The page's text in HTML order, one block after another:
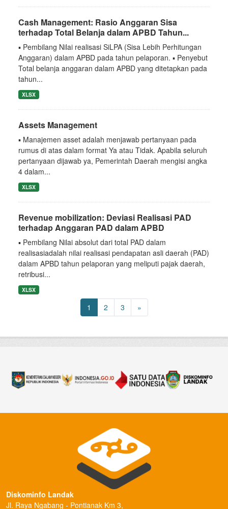
Cash Management: Rasio Anggaran Sisa
terhadap Total Belanja dalam APBD Tahun...
▪ Pembilang Nilai realisasi SiLPA (Sisa Lebih Perhitungan
Anggaran) dalam APBD pada tahun pelaporan. ▪ Penyebut
Total belanja anggaran dalam APBD yang ditetapkan pada
tahun...
XLSX
Assets Management
▪ Manajemen asset adalah menjawab pertanyaan pada
rumus di atas dalam format Ya atau Tidak. Apabila seluruh
pertanyaan dijawab ya, Pemerintah Daerah mengisi angka
4 dalam...
XLSX
Revenue mobilization: Deviasi Realisasi PAD
terhadap Anggaran PAD dalam APBD
▪ Pembilang Nilai absolut dari total PAD dalam
realisasiadalah nilai realisasi pendapatan asli daerah (PAD)
dalam APBD tahun pelaporan yang meliputi pajak daerah,
retribusi...
XLSX
1 2 3 »
Diskominfo Landak
Jl. Raya Ngabang - Pontianak Km 3,